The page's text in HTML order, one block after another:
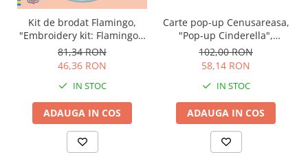
Kit de brodat Flamingo,
"Embroidery kit: Flamingo",
Usborne
81,34 RON
46,36 RON
IN STOC
ADAUGA IN COS
Carte pop-up Cenusareasa,
"Pop-up Cinderella",
Usborne
102,00 RON
58,14 RON
IN STOC
ADAUGA IN COS